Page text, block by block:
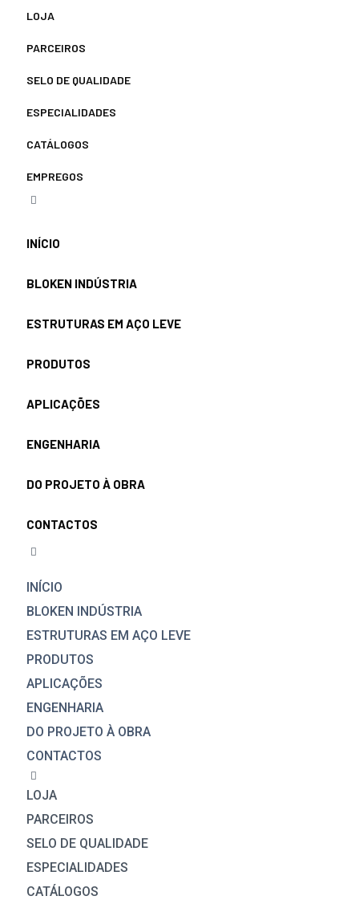
LOJA
PARCEIROS
SELO DE QUALIDADE
ESPECIALIDADES
CATÁLOGOS
EMPREGOS
INÍCIO
BLOKEN INDÚSTRIA
ESTRUTURAS EM AÇO LEVE
PRODUTOS
APLICAÇÕES
ENGENHARIA
DO PROJETO À OBRA
CONTACTOS
INÍCIO
BLOKEN INDÚSTRIA
ESTRUTURAS EM AÇO LEVE
PRODUTOS
APLICAÇÕES
ENGENHARIA
DO PROJETO À OBRA
CONTACTOS
LOJA
PARCEIROS
SELO DE QUALIDADE
ESPECIALIDADES
CATÁLOGOS